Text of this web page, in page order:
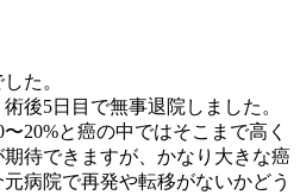
た。
後5日目で無事退院しました。
20%と癌の中ではそこまで高く
待できますが、かなり大きな癌
病院で再発や転移がないかどう